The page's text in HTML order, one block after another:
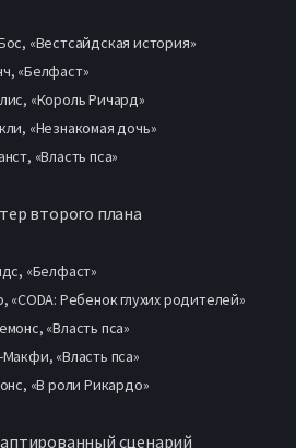
«Вестсайдская история»
«Белфаст»
«Король Ричард»
«Незнакомая дочь»
«Власть пса»
второго плана
«Белфаст»
«CODA: Ребенок глухих родителей»
«Власть пса»
«Власть пса»
«В роли Рикардо»
сценарий